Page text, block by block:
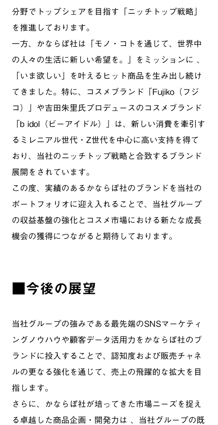
分野でトップシェアを目指す「ニッチトップ戦略」
を推進しております。
一方、かならぼ社は「モノ・コトを通じて、世界中
の人々の生活に新しい希望を。」をミッションに 、
「いま欲しい」を叶えるヒット商品を生み出し続け
てきました。特に、コスメブランド「Fujiko（フジ
コ）」や吉田朱里氏プロデュースのコスメブランド
「b idol（ビーアイドル）」は、新しい消費を牽引す
るミレニアル世代・Z世代を中心に高い支持を得て
おり、当社のニッチトップ戦略と合致するブランド
展開をされています。
この度、実績のあるかならぼ社のブランドを当社の
ポートフォリオに迎え入れることで、当社グループ
の収益基盤の強化とコスメ市場における新たな成長
機会の獲得につながると期待しております。
■今後の展望
当社グループの強みである最先端のSNSマーケティ
ングノウハウや顧客データ活用力をかならぼ社のブ
ランドに投入することで、認知度および販売チャネ
ルの更なる強化を通じて、売上の飛躍的な拡大を目
指します。
さらに、かならぼ社が培ってきた市場ニーズを捉え
る卓越した商品企画・開発力は 、当社グループの既